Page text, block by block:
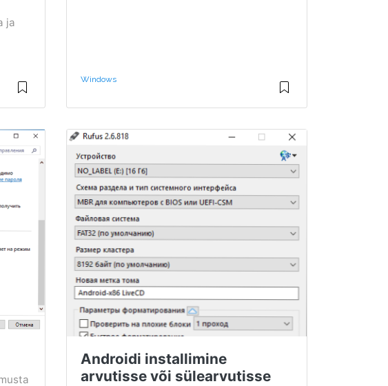
ja
Windows
Androidi installimine
arvutisse või sülearvutisse